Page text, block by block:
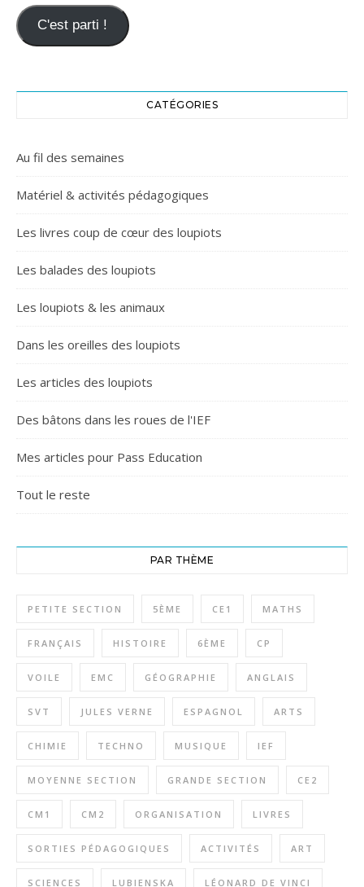
C'est parti !
CATÉGORIES
Au fil des semaines
Matériel & activités pédagogiques
Les livres coup de cœur des loupiots
Les balades des loupiots
Les loupiots & les animaux
Dans les oreilles des loupiots
Les articles des loupiots
Des bâtons dans les roues de l'IEF
Mes articles pour Pass Education
Tout le reste
PAR THÈME
PETITE SECTION 5ÈME CE1 MATHS
FRANÇAIS HISTOIRE 6ÈME CP
VOILE EMC GÉOGRAPHIE ANGLAIS
SVT JULES VERNE ESPAGNOL ARTS
CHIMIE TECHNO MUSIQUE IEF
MOYENNE SECTION GRANDE SECTION CE2
CM1 CM2 ORGANISATION LIVRES
SORTIES PÉDAGOGIQUES ACTIVITÉS ART
SCIENCES LUBIENSKA LÉONARD DE VINCI